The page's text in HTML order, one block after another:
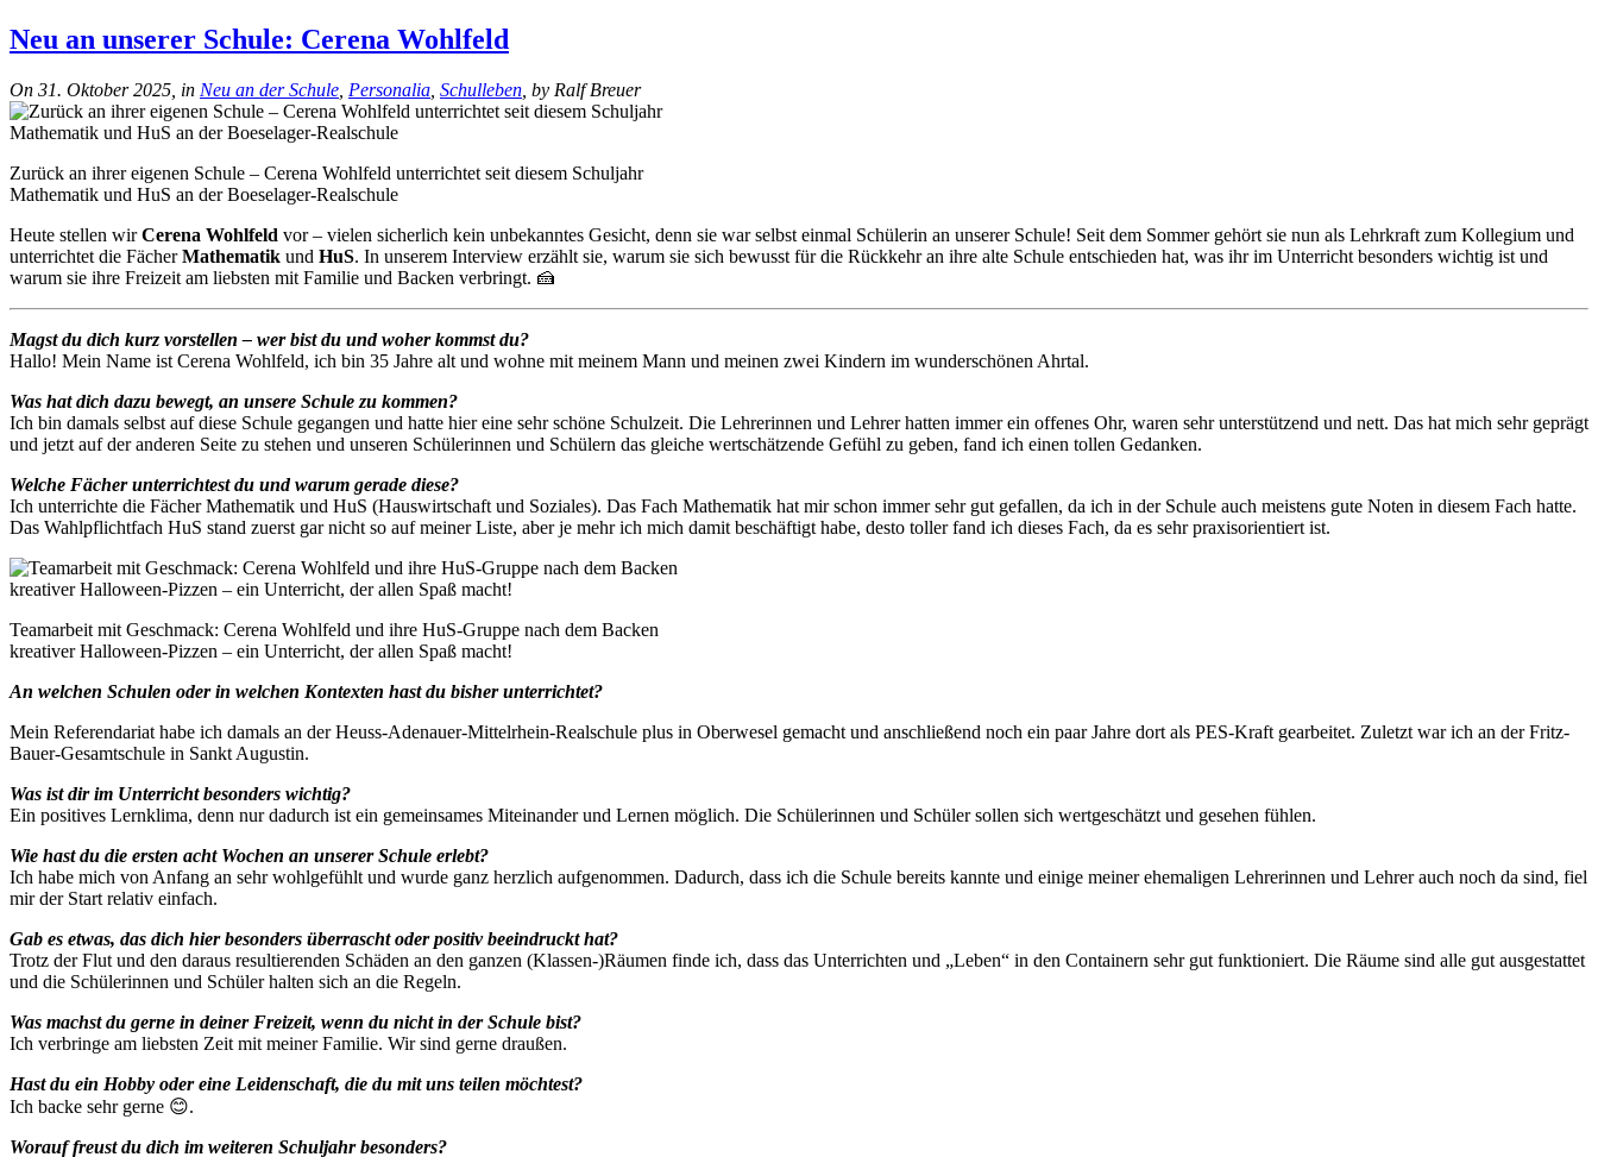
Neu an unserer Schule: Cerena Wohlfeld
On 31. Oktober 2025, in Neu an der Schule Personalia Schulleben , by Ralf Breuer
Zurück an ihrer eigenen Schule – Cerena Wohlfeld unterrichtet seit diesem Schuljahr
Mathematik und HuS an der Boeselager-Realschule
Heute stellen wirCerena Wohlfeld vor – vielen sicherlich kein unbekanntes Gesicht, denn sie war selbst einmal Schülerin an unserer Schule! Seit dem Sommer gehört sie nun als Lehrkraft zum Kollegium und
unterrichtet die FächerMathematik und HuS. In unserem Interview erzählt sie, warum sie sich bewusst für die Rückkehr an ihre alte Schule entschieden hat, was ihr im Unterricht besonders wichtig ist und
warum sie ihre Freizeit am liebsten mit Familie und Backen verbringt. 🍰
Magst du dich kurz vorstellen – wer bist du und woher kommst du?
Hallo! Mein Name ist Cerena Wohlfeld, ich bin 35 Jahre alt und wohne mit meinem Mann und meinen zwei Kindern im wunderschönen Ahrtal.
Was hat dich dazu bewegt, an unsere Schule zu kommen?
Ich bin damals selbst auf diese Schule gegangen und hatte hier eine sehr schöne Schulzeit. Die Lehrerinnen und Lehrer hatten immer ein offenes Ohr, waren sehr unterstützend und nett. Das hat mich sehr geprägt
und jetzt auf der anderen Seite zu stehen und unseren Schülerinnen und Schülern das gleiche wertschätzende Gefühl zu geben, fand ich einen tollen Gedanken.
Welche Fächer unterrichtest du und warum gerade diese?
Ich unterrichte die Fächer Mathematik und HuS (Hauswirtschaft und Soziales). Das Fach Mathematik hat mir schon immer sehr gut gefallen, da ich in der Schule auch meistens gute Noten in diesem Fach hatte.
Das Wahlpflichtfach HuS stand zuerst gar nicht so auf meiner Liste, aber je mehr ich mich damit beschäftigt habe, desto toller fand ich dieses Fach, da es sehr praxisorientiert ist.
Teamarbeit mit Geschmack: Cerena Wohlfeld und ihre HuS-Gruppe nach dem Backen
kreativer Halloween-Pizzen – ein Unterricht, der allen Spaß macht!
An welchen Schulen oder in welchen Kontexten hast du bisher unterrichtet?
Mein Referendariat habe ich damals an der Heuss-Adenauer-Mittelrhein-Realschule plus in Oberwesel gemacht und anschließend noch ein paar Jahre dort als PES-Kraft gearbeitet. Zuletzt war ich an der Fritz-
Bauer-Gesamtschule in Sankt Augustin.
Was ist dir im Unterricht besonders wichtig?
Ein positives Lernklima, denn nur dadurch ist ein gemeinsames Miteinander und Lernen möglich. Die Schülerinnen und Schüler sollen sich wertgeschätzt und gesehen fühlen.
Wie hast du die ersten acht Wochen an unserer Schule erlebt?
Ich habe mich von Anfang an sehr wohlgefühlt und wurde ganz herzlich aufgenommen. Dadurch, dass ich die Schule bereits kannte und einige meiner ehemaligen Lehrerinnen und Lehrer auch noch da sind, fiel
mir der Start relativ einfach.
Gab es etwas, das dich hier besonders überrascht oder positiv beeindruckt hat?
Trotz der Flut und den daraus resultierenden Schäden an den ganzen (Klassen-)Räumen finde ich, dass das Unterrichten und „Leben“ in den Containern sehr gut funktioniert. Die Räume sind alle gut ausgestattet
und die Schülerinnen und Schüler halten sich an die Regeln.
Was machst du gerne in deiner Freizeit, wenn du nicht in der Schule bist?
Ich verbringe am liebsten Zeit mit meiner Familie. Wir sind gerne draußen.
Hast du ein Hobby oder eine Leidenschaft, die du mit uns teilen möchtest?
Ich backe sehr gerne 😊.
Worauf freust du dich im weiteren Schuljahr besonders?